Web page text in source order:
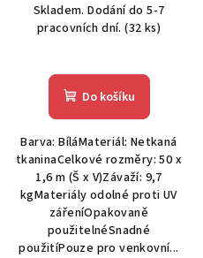
Skladem. Dodání do 5-7
pracovních dní.(32 ks)
Do košíku
Barva: BíláMateriál: Netkaná
tkaninaCelkové rozměry: 50 x
1,6 m (Š x V)Závaží: 9,7
kgMateriály odolné proti UV
zářeníOpakovaně
použitelnéSnadné
použitíPouze pro venkovní...